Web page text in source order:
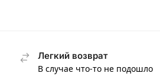
Легкий возврат
В случае что-то не подошло